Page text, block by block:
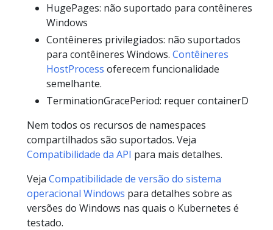
HugePages: não suportado para contêineres
Windows
Contêineres privilegiados: não suportados
para contêineres Windows. Contêineres
HostProcess oferecem funcionalidade
semelhante.
TerminationGracePeriod: requer containerD
Nem todos os recursos de namespaces
compartilhados são suportados. Veja
Compatibilidade da API para mais detalhes.
Veja Compatibilidade de versão do sistema
operacional Windows para detalhes sobre as
versões do Windows nas quais o Kubernetes é
testado.